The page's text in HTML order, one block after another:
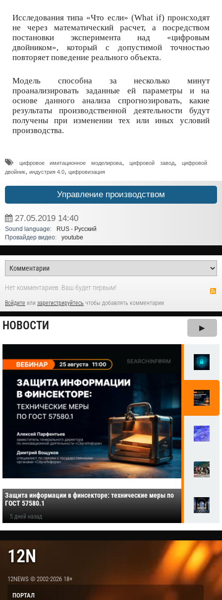
Исследования типа «Что если» (What if) происходят
не через математический расчет, а посредством
постановки эксперимента над «цифровым
двойником», который с допустимой точностью
повторяет поведение реального объекта.
Модель способна за несколько минут
проанализировать заданные ей параметры и на
основе данного анализа спрогнозировать, какие
результаты производственной деятельности будут
получены при изменении тех или иных условий
производства.
цифровое имитационное моделирова, цифровой завод,
цифровой
двойник, индустрия 4.0, цифровизация
Управление производством
27.05.2019 14:40
Sound language:
RUS - Русский
Провайдер видео:
youtube
Нет комментариев. Ваш будет первым!
Войдите или зарегистрируйтесь чтобы добавлять комментарии
НОВОСТИ ▶
Защита информации в финсекторе: технические меры по
ГОСТ 57580.1
5 дней назад
12N
12NEWS © 2002-2026 18+
ПОРТАЛ